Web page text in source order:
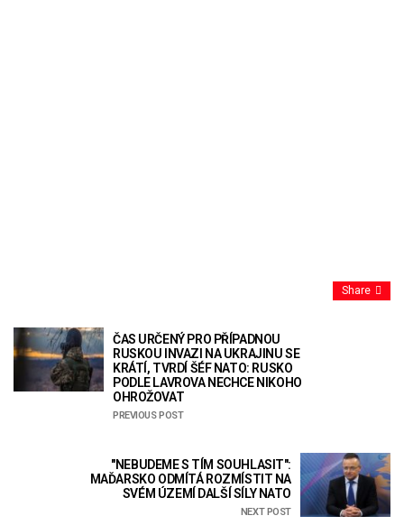
Share
ČAS URČENÝ PRO PŘÍPADNOU
RUSKOU INVAZI NA UKRAJINU SE
KRÁTÍ, TVRDÍ ŠÉF NATO: RUSKO
PODLE LAVROVA NECHCE NIKOHO
OHROŽOVAT
PREVIOUS POST
"NEBUDEME S TÍM SOUHLASIT":
MAĎARSKO ODMÍTÁ ROZMÍSTIT NA
SVÉM ÚZEMÍ DALŠÍ SÍLY NATO
NEXT POST